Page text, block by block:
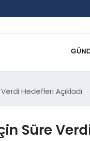
Hedefleri Açıkladı
Süre